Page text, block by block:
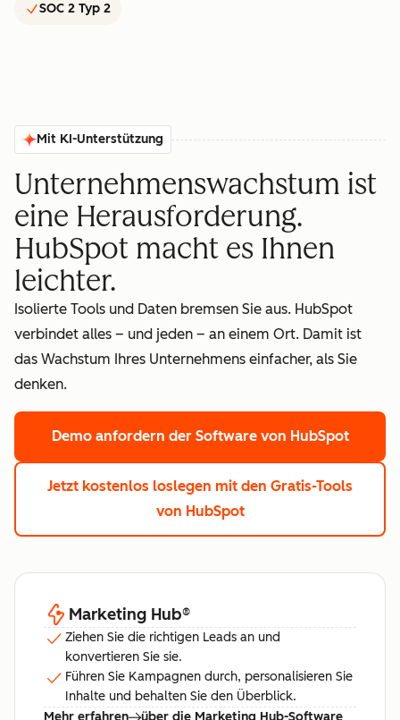
SOC 2 Typ 2
Mit KI-Unterstützung
Unternehmenswachstum ist
eine Herausforderung.
HubSpot macht es Ihnen
leichter.
Isolierte Tools und Daten bremsen Sie aus. HubSpot
verbindet alles – und jeden – an einem Ort. Damit ist
das Wachstum Ihres Unternehmens einfacher, als Sie
denken.
Demo anfordern der Software von HubSpot
Jetzt kostenlos loslegen mit den Gratis-Tools
von HubSpot
Marketing Hub®
Ziehen Sie die richtigen Leads an und
konvertieren Sie sie.
Führen Sie Kampagnen durch, personalisieren Sie
Inhalte und behalten Sie den Überblick.
Mehr erfahren
über die Marketing Hub-Software